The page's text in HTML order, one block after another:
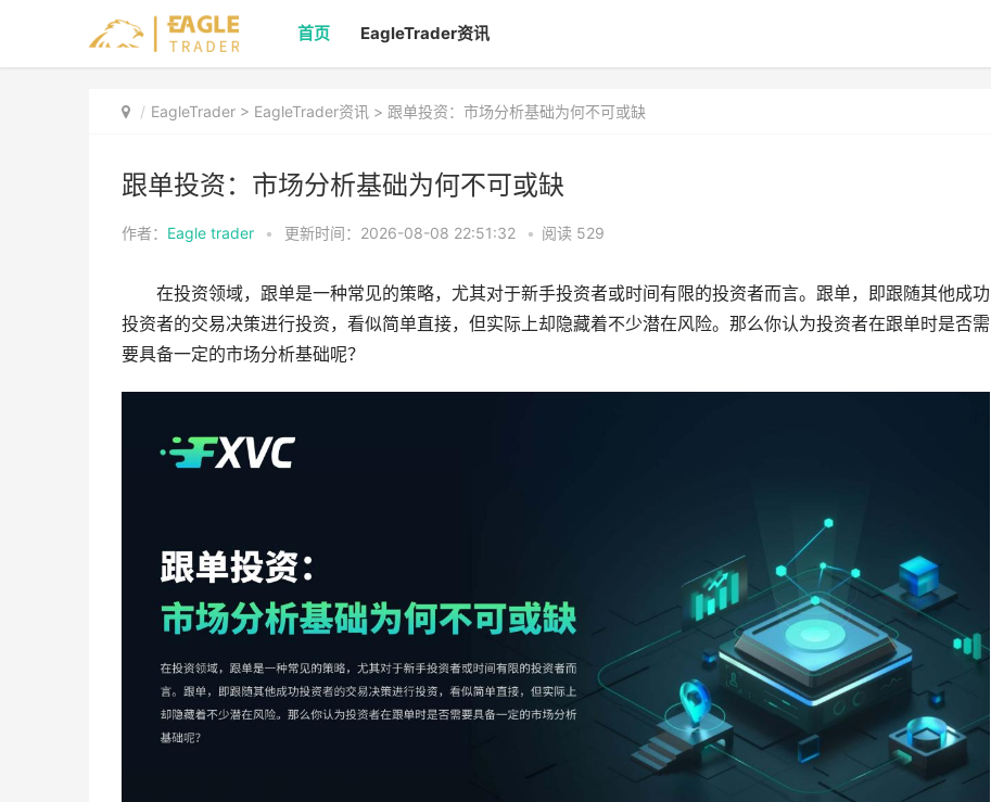
首页 EagleTrader资讯
EagleTrader > EagleTrader资讯 > ​跟单投资：市场分析基础为何不可或缺
​跟单投资：市场分析基础为何不可或缺
作者： Eagle trader • 更新时间：2026-08-08 22:51:32 • 阅读 529
在投资领域，跟单是一种常见的策略，尤其对于新手投资者或时间有限的投资者而言。跟单，即跟随其他成功
投资者的交易决策进行投资，看似简单直接，但实际上却隐藏着不少潜在风险。那么你认为投资者在跟单时是否需
要具备一定的市场分析基础呢？